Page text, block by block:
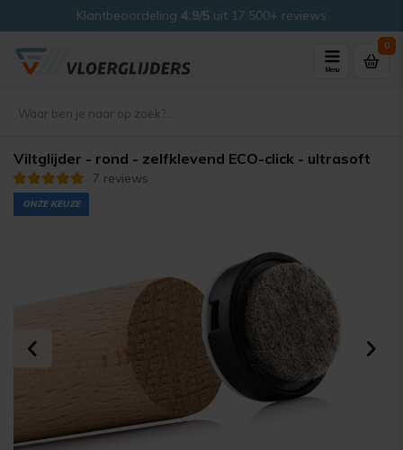
Klantbeoordeling 4.9/5 uit 17.500+ reviews
Menu
0
Viltglijder - rond - zelfklevend ECO-click - ultrasoft
7 reviews
ONZE KEUZE